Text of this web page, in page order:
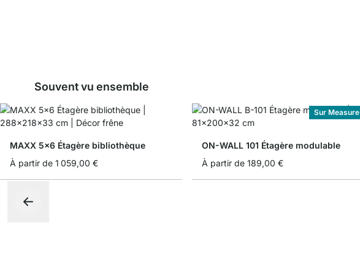
Souvent vu ensemble
MAXX 5x6 Étagère bibliothèque
À partir de 1 059,00 €
Sur Measure
ON-WALL 101 Étagère modulable
À partir de 189,00 €